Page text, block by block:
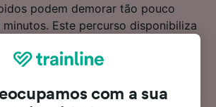
podem demorar tão pouco
Este percurso disponibiliza
por dia, que percorrem a
Quando estiver a bordo de um
sentar-se e relaxar, sendo que
mudanças a caminho de Roma.
com a sua